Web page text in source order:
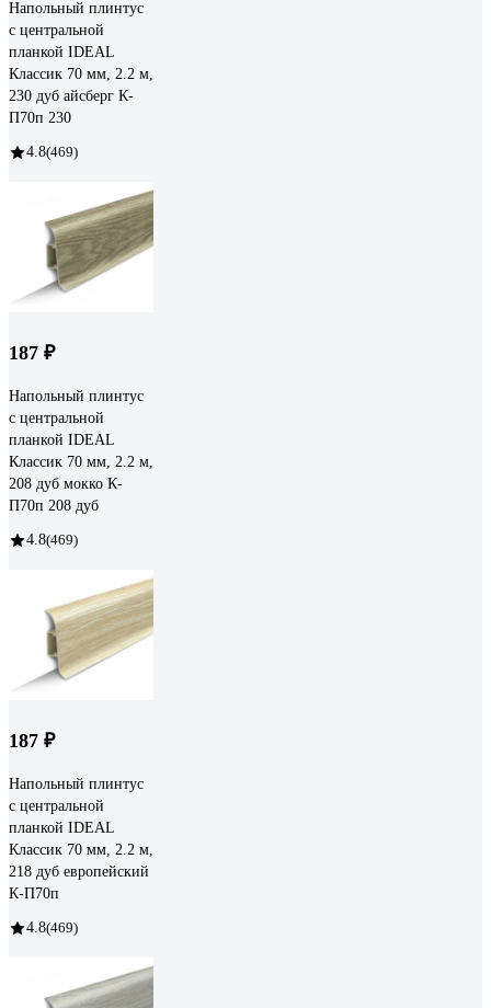
Напольный плинтус
с центральной
планкой IDEAL
Классик 70 мм, 2.2 м,
230 дуб айсберг К-
П70п 230
4.8(469)
187 ₽
Напольный плинтус
с центральной
планкой IDEAL
Классик 70 мм, 2.2 м,
208 дуб мокко К-
П70п 208 дуб
4.8(469)
187 ₽
Напольный плинтус
с центральной
планкой IDEAL
Классик 70 мм, 2.2 м,
218 дуб европейский
К-П70п
4.8(469)